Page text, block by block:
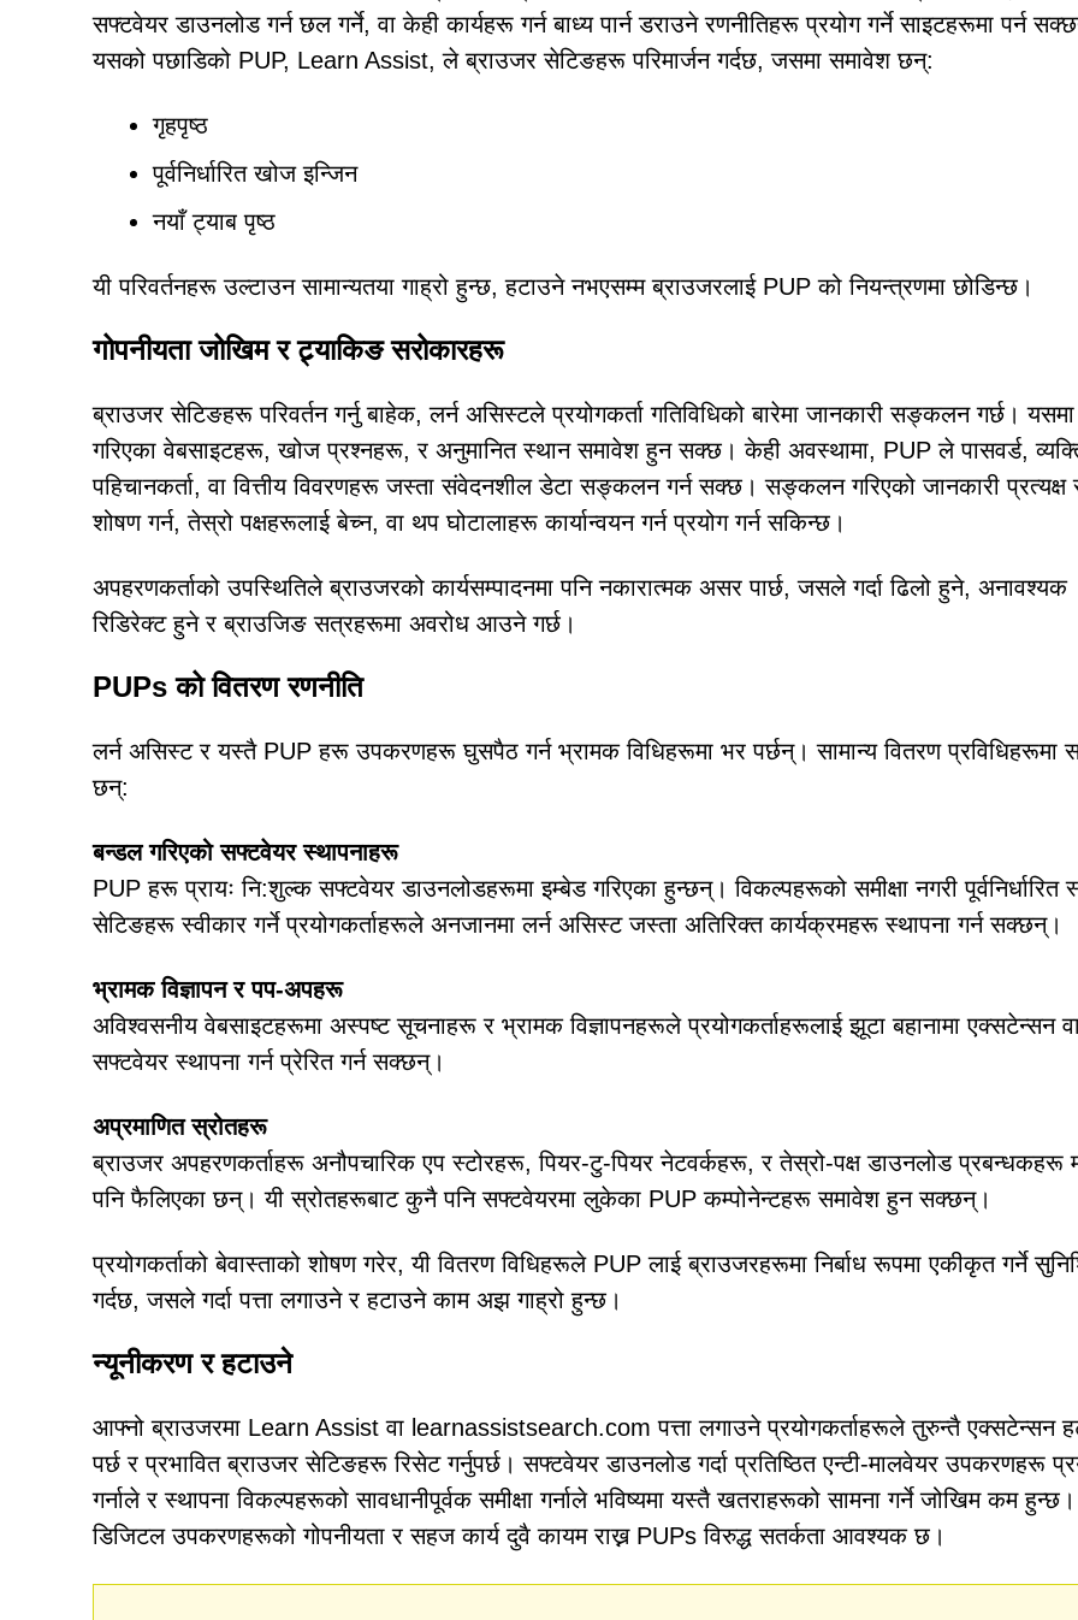
सफ्टवेयर डाउनलोड गर्न छल गर्ने, वा केही कार्यहरू गर्न बाध्य पार्न डराउने रणनीतिहरू प्रयोग गर्ने साइटहरूमा पर्न
यसको पछाडिको PUP, Learn Assist, ले ब्राउजर सेटिङहरू परिमार्जन गर्दछ, जसमा समावेश छन्:
गृहपृष्ठ
पूर्वनिर्धारित खोज इन्जिन
नयाँ ट्याब पृष्ठ
यी परिवर्तनहरू उल्टाउन सामान्यतया गाह्रो हुन्छ, हटाउने नभएसम्म ब्राउजरलाई PUP को नियन्त्रणमा छोडिन्छ।
गोपनीयता जोखिम र ट्र्याकिङ सरोकारहरू
ब्राउजर सेटिङहरू परिवर्तन गर्नु बाहेक, लर्न असिस्टले प्रयोगकर्ता गतिविधिको बारेमा जानकारी सङ्कलन गर्छ।
गरिएका वेबसाइटहरू, खोज प्रश्नहरू, र अनुमानित स्थान समावेश हुन सक्छ। केही अवस्थामा, PUP ले पासवर्ड,
पहिचानकर्ता, वा वित्तीय विवरणहरू जस्ता संवेदनशील डेटा सङ्कलन गर्न सक्छ। सङ्कलन गरिएको जानकारी प्रत्यक्ष
शोषण गर्न, तेस्रो पक्षहरूलाई बेच्न, वा थप घोटालाहरू कार्यान्वयन गर्न प्रयोग गर्न सकिन्छ।
अपहरणकर्ताको उपस्थितिले ब्राउजरको कार्यसम्पादनमा पनि नकारात्मक असर पार्छ, जसले गर्दा ढिलो हुने, अनावश्यक
रिडिरेक्ट हुने र ब्राउजिङ सत्रहरूमा अवरोध आउने गर्छ।
PUPs को वितरण रणनीति
लर्न असिस्ट र यस्तै PUP हरू उपकरणहरू घुसपैठ गर्न भ्रामक विधिहरूमा भर पर्छन्। सामान्य वितरण प्रविधिहरूमा
छन्:
बन्डल गरिएको सफ्टवेयर स्थापनाहरू
PUP हरू प्रायः नि:शुल्क सफ्टवेयर डाउनलोडहरूमा इम्बेड गरिएका हुन्छन्। विकल्पहरूको समीक्षा नगरी पूर्वनिर्धारित
सेटिङहरू स्वीकार गर्ने प्रयोगकर्ताहरूले अनजानमा लर्न असिस्ट जस्ता अतिरिक्त कार्यक्रमहरू स्थापना गर्न सक्छन्।
भ्रामक विज्ञापन र पप-अपहरू
अविश्वसनीय वेबसाइटहरूमा अस्पष्ट सूचनाहरू र भ्रामक विज्ञापनहरूले प्रयोगकर्ताहरूलाई झूटा बहानामा एक्सटेन्सन
सफ्टवेयर स्थापना गर्न प्रेरित गर्न सक्छन्।
अप्रमाणित स्रोतहरू
ब्राउजर अपहरणकर्ताहरू अनौपचारिक एप स्टोरहरू, पियर-टु-पियर नेटवर्कहरू, र तेस्रो-पक्ष डाउनलोड प्रबन्धकहरू
पनि फैलिएका छन्। यी स्रोतहरूबाट कुनै पनि सफ्टवेयरमा लुकेका PUP कम्पोनेन्टहरू समावेश हुन सक्छन्।
प्रयोगकर्ताको बेवास्ताको शोषण गरेर, यी वितरण विधिहरूले PUP लाई ब्राउजरहरूमा निर्बाध रूपमा एकीकृत गर्ने
गर्दछ, जसले गर्दा पत्ता लगाउने र हटाउने काम अझ गाह्रो हुन्छ।
न्यूनीकरण र हटाउने
आफ्नो ब्राउजरमा Learn Assist वा learnassistsearch.com पत्ता लगाउने प्रयोगकर्ताहरूले तुरुन्तै एक्सटेन्सन
पर्छ र प्रभावित ब्राउजर सेटिङहरू रिसेट गर्नुपर्छ। सफ्टवेयर डाउनलोड गर्दा प्रतिष्ठित एन्टी-मालवेयर उपकरणहरू
गर्नाले र स्थापना विकल्पहरूको सावधानीपूर्वक समीक्षा गर्नाले भविष्यमा यस्तै खतराहरूको सामना गर्ने जोखिम कम हुन्छ।
डिजिटल उपकरणहरूको गोपनीयता र सहज कार्य दुवै कायम राख्न PUPs विरुद्ध सतर्कता आवश्यक छ।